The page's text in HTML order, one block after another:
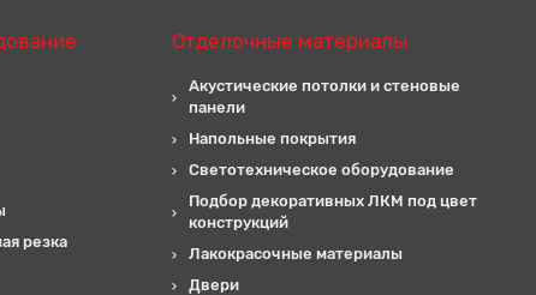
резка
Отделочные материалы
Акустические потолки и стеновые
панели
Напольные покрытия
Светотехническое оборудование
Подбор декоративных ЛКМ под цвет
конструкций
Лакокрасочные материалы
Двери